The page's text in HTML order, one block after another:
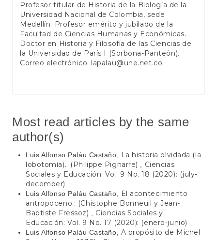
Profesor titular de Historia de la Biología de la
Universidad Nacional de Colombia, sede
Medellín. Profesor emérito y jubilado de la
Facultad de Ciencias Humanas y Económicas.
Doctor en Historia y Filosofía de las Ciencias de
la Universidad de París I (Sorbona-Panteón).
Correo electrónico:
lapalau@une.net.co
Most read articles by the same
author(s)
Luis Alfonso Paláu Castaño,
La historia olvidada (la
lobotomía).: (Philippe Pignarre)
Ciencias
Sociales y Educación: Vol. 9 No. 18 (2020): (july-
december)
Luis Alfonso Paláu Castaño,
El acontecimiento
antropoceno.: (Chistophe Bonneuil y Jean-
Baptiste Fressoz)
Ciencias Sociales y
Educación: Vol. 9 No. 17 (2020): (enero-junio)
Luis Alfonso Paláu Castaño, A propósito de Michel